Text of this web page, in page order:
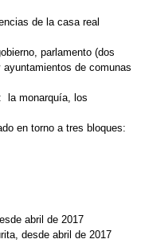
de la casa real
parlamento (dos
de comunas
: la monarquía, los
en torno a tres bloques:
abril de 2017
desde abril de 2017